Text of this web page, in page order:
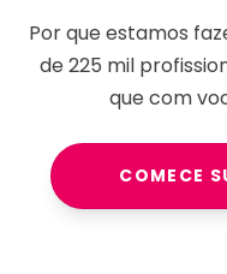
Por que estamos
de225 mil
que com
COMECE